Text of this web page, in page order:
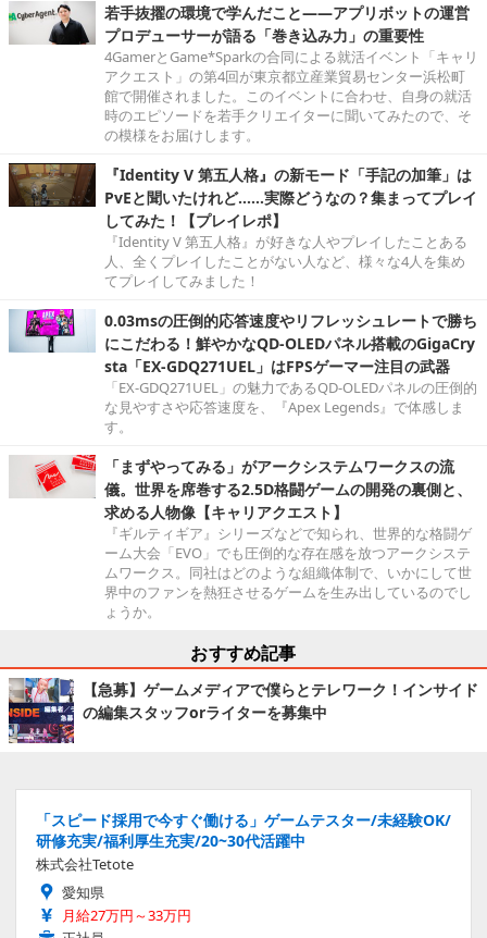
若手抜擢の環境で学んだこと――アプリボットの運営
プロデューサーが語る「巻き込み力」の重要性
4GamerとGame*Sparkの合同による就活イベント「キャリ
アクエスト」の第4回が東京都立産業貿易センター浜松町
館で開催されました。このイベントに合わせ、自身の就活
時のエピソードを若手クリエイターに聞いてみたので、そ
の模様をお届けします。
『Identity V 第五人格』の新モード「手記の加筆」は
PvEと聞いたけれど……実際どうなの？集まってプレイ
してみた！【プレイレポ】
『Identity V 第五人格』が好きな人やプレイしたことある
人、全くプレイしたことがない人など、様々な4人を集め
てプレイしてみました！
0.03msの圧倒的応答速度やリフレッシュレートで勝ち
にこだわる！鮮やかなQD-OLEDパネル搭載のGigaCry
sta「EX-GDQ271UEL」はFPSゲーマー注目の武器
「EX-GDQ271UEL」の魅力であるQD-OLEDパネルの圧倒的
な見やすさや応答速度を、『Apex Legends』で体感しま
す。
「まずやってみる」がアークシステムワークスの流
儀。世界を席巻する2.5D格闘ゲームの開発の裏側と、
求める人物像【キャリアクエスト】
『ギルティギア』シリーズなどで知られ、世界的な格闘ゲ
ーム大会「EVO」でも圧倒的な存在感を放つアークシステ
ムワークス。同社はどのような組織体制で、いかにして世
界中のファンを熱狂させるゲームを生み出しているのでし
ょうか。
おすすめ記事
【急募】ゲームメディアで僕らとテレワーク！インサイド
の編集スタッフorライターを募集中
「スピード採用で今すぐ働ける」ゲームテスター/未経験OK/
研修充実/福利厚生充実/20~30代活躍中
株式会社Tetote
愛知県
月給27万円～33万円